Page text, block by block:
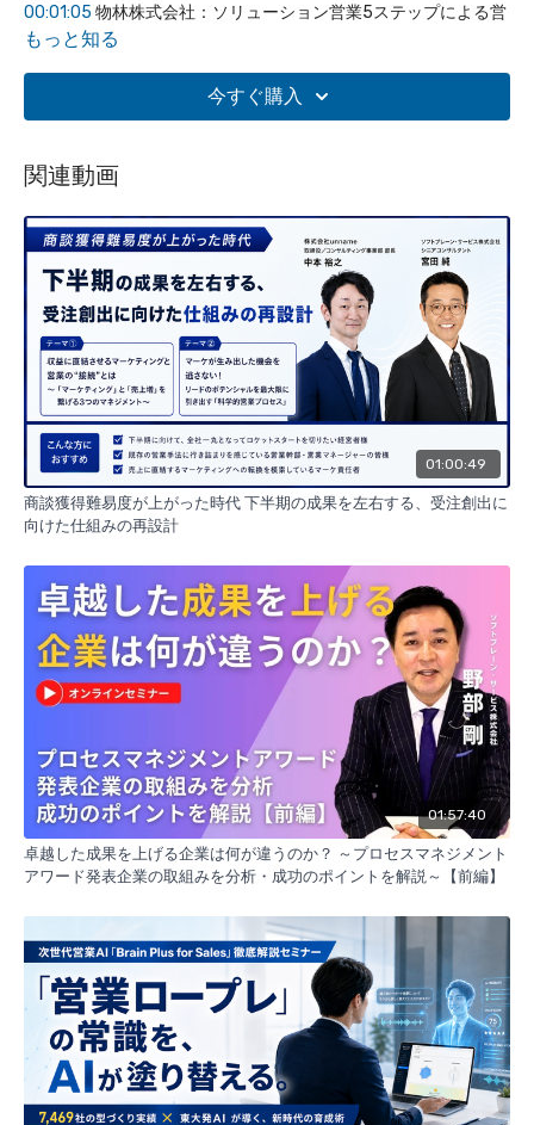
00:01:05 物林株式会社：ソリューション営業5ステップによる営
業改革
昭和コンクリート様：係長が前年比18倍の過去最高実
への営業変革
00:49:02次世代営業AIモデル「BrainPlus」の活用シーン紹介
00:52:15AIを活用した一人ロープレシステムの革新性
00:53:19月額35万円でID無制限の営業育成サービス紹介
00:54:39 2025年の営業改革への取り組み継続のメッセージ
全体の要約
プロセスマネジメントアワードで成果を発表した4社の営業改革
事例を紹介。物林株式会社のソリューション営業導入、マルヤス
機械株式会社の5億円売上回復戦略、昭和コンクリートの係長に
よる前年比18倍達成、コレオ株式会社のデザイナー集団から科学
的営業組織への変革を解説。各社とも基本的な営業手法を愚直に
実践し、組織全体で標準化することで大きな成果を実現している
点が共通している。
5つの主要ポイント
短い要約（40字以内）:
4社の営業改革事例で前年比18倍達成の勝ちパターンを解説
プロセスマネジメントアワード受賞4社の営業改革事例を紹介。
物林株式会社、マルヤス機械株式会社、昭和コンクリート、コレ
オ株式会社が実践した営業プロセス標準化と顧客分析により前年
比18倍を含む驚異的成果を達成。基本手法の愚直な実践が成功の
鍵となった営業改革の勝ちパターンを詳しく解説します。
営業改革 プロセス改善 顧客分析 営業標準化 ソリューション営業
KPI管理 営業戦略 組織変革 営業ツール 成果事例
もっと知る
今すぐ購入
関連動画
01:00:49
商談獲得難易度が上がった時代 下半期の成果を左右する、受注創出に
向けた仕組みの再設計
01:57:40
卓越した成果を上げる企業は何が違うのか？ ～プロセスマネジメント
アワード発表企業の取組みを分析・成功のポイントを解説～【前編】